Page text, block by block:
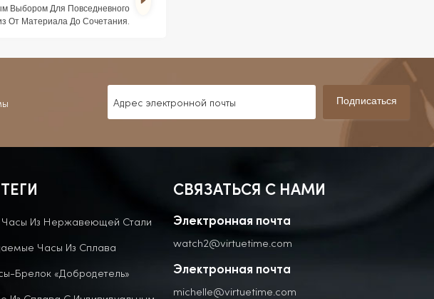
Выбором Для Повседневного
От Материала До Сочетания.
Подписаться
Часы Из Нержавеющей Стали
Часы Из Сплава
Брелок «Добродетель»
СВЯЗАТЬСЯ С НАМИ
Электронная почта
watch2@virtuetime.com
Электронная почта
michelle@virtuetime.com